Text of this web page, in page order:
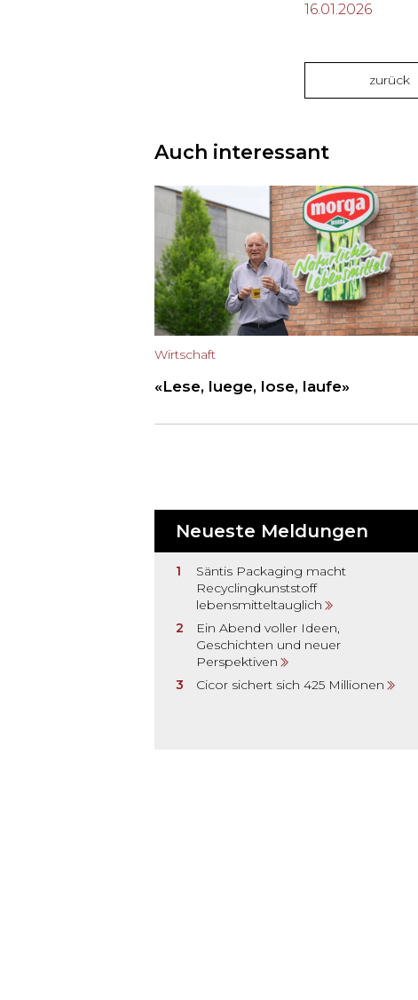
16.01.2026
zurück
Auch interessant
Wirtschaft
«Lese, luege, lose, laufe»
Neueste Meldungen
Säntis Packaging macht
Recyclingkunststoff
lebensmitteltauglich
Ein Abend voller Ideen,
Geschichten und neuer
Perspektiven
Cicor sichert sich 425 Millionen